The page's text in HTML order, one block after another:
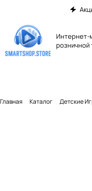
Интернет-
розничной
Главная Каталог Детские